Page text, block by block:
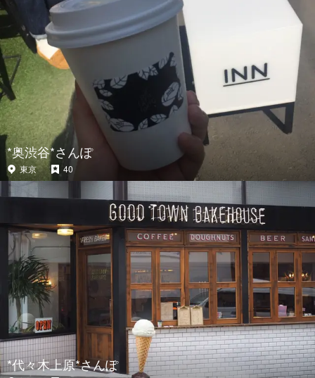
*奥渋谷*さんぽ
東京 40
*代々木上原*さんぽ